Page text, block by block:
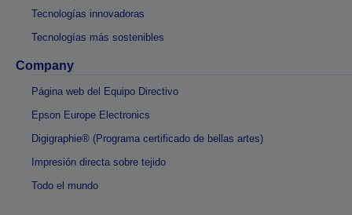
Tecnologías innovadoras
Tecnologías más sostenibles
Company
Página web del Equipo Directivo
Epson Europe Electronics
Digigraphie® (Programa certificado de bellas artes)
Impresión directa sobre tejido
Todo el mundo